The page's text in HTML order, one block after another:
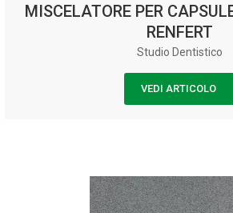
MISCELATORE PER
RENFERT
Studio Dentistico
VEDI ARTICOLO